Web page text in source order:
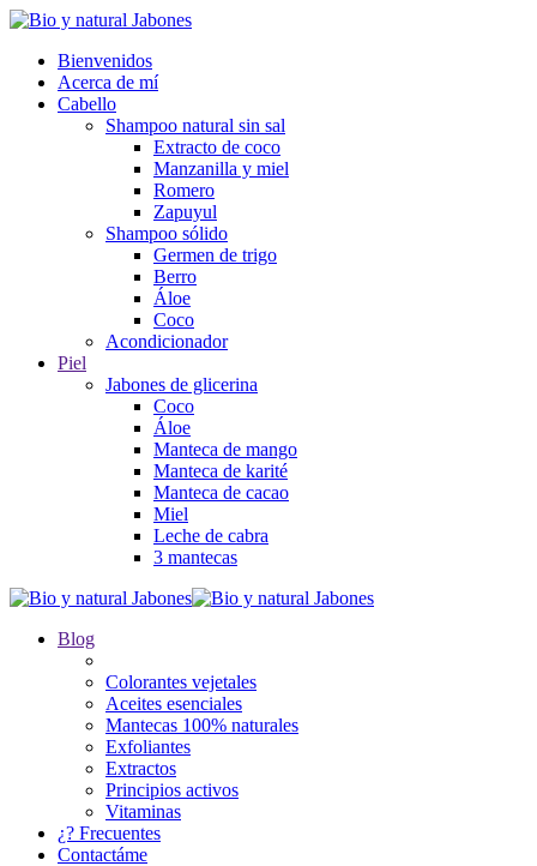
Bienvenidos
Acerca de mí
Cabello
Shampoo natural sin sal
Extracto de coco
Manzanilla y miel
Romero
Zapuyul
Shampoo sólido
Germen de trigo
Berro
Áloe
Coco
Acondicionador
Piel
Jabones de glicerina
Coco
Áloe
Manteca de mango
Manteca de karité
Manteca de cacao
Miel
Leche de cabra
3 mantecas
Blog
Colorantes vejetales
Aceites esenciales
Mantecas 100% naturales
Exfoliantes
Extractos
Principios activos
Vitaminas
¿? Frecuentes
Contactáme